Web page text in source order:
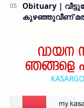
Obituary |
കുഴഞ്ഞുവീണ്